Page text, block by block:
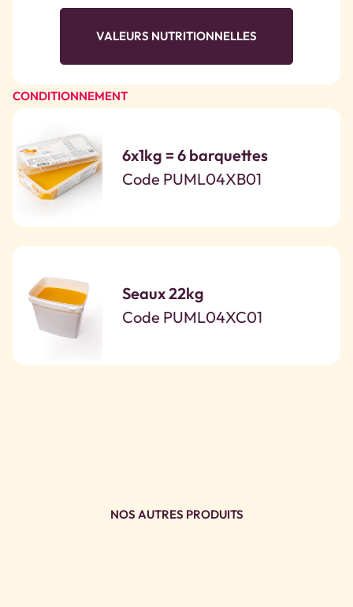
VALEURS NUTRITIONNELLES
CONDITIONNEMENT
6x1kg = 6 barquettes
Code PUML04XB01
Seaux 22kg
Code PUML04XC01
NOS AUTRES PRODUITS